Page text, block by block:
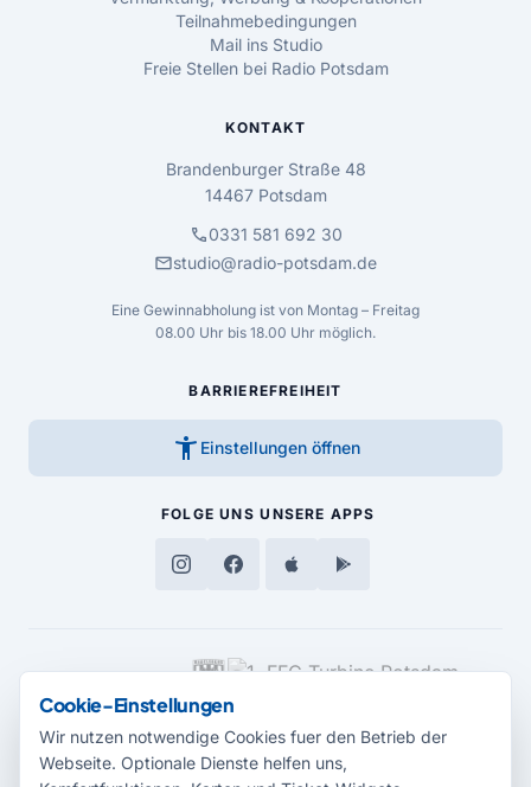
Teilnahmebedingungen
Mail ins Studio
Freie Stellen bei Radio Potsdam
KONTAKT
Brandenburger Straße 48
14467 Potsdam
call0331 581 692 30
mailstudio@radio-potsdam.de
Eine Gewinnabholung ist von Montag – Freitag
08.00 Uhr bis 18.00 Uhr möglich.
BARRIEREFREIHEIT
accessibility_new Einstellungen öffnen
FOLGE UNS UNSERE APPS
MEDIENPARTNER
Cookie-Einstellungen
Wir nutzen notwendige Cookies fuer den Betrieb der
Webseite. Optionale Dienste helfen uns,